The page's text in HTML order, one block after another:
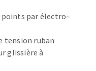
par électro-
tension ruban
glissière à